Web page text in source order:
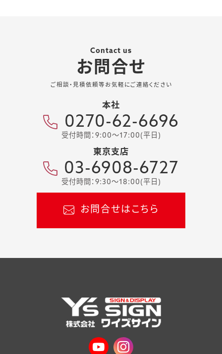
Contact us
お問合せ
ご相談・見積依頼等お気軽にご連絡ください
本社
0270-62-6696
受付時間：9:00～17:00(平日)
東京支店
03-6908-6727
受付時間：9:30～18:00(平日)
お問合せはこちら